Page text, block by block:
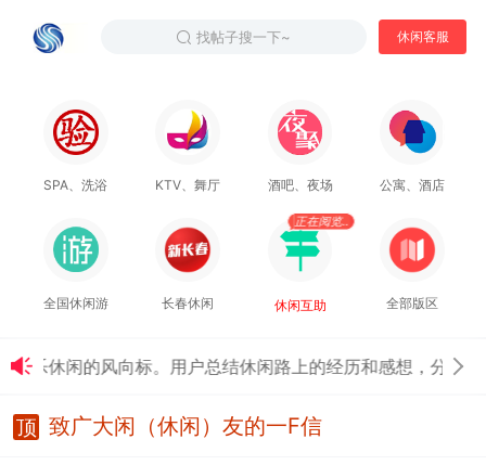
找帖子搜一下~ 休闲客服
SPA、洗浴 KTV、舞厅 酒吧、夜场 公寓、酒店
全国休闲游 长春休闲
正在阅览..
休闲互助 全部版区
休闲的风向标。用户总结休闲路上的经历和感想，分享验
致广大闲（休闲）友的一F信